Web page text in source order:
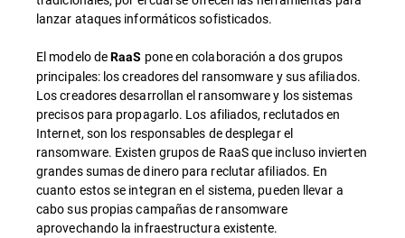
lanzar ataques informáticos sofisticados.
El modelo deRaaS pone en colaboración a dos grupos
principales: los creadores del ransomware y sus afiliados.
Los creadores desarrollan el ransomware y los sistemas
precisos para propagarlo. Los afiliados, reclutados en
Internet, son los responsables de desplegar el
ransomware. Existen grupos de RaaS que incluso invierten
grandes sumas de dinero para reclutar afiliados. En
cuanto estos se integran en el sistema, pueden llevar a
cabo sus propias campañas de ransomware
aprovechando la infraestructura existente.